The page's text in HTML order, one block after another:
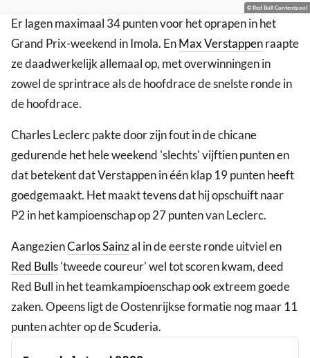
© Red Bull Contentpool
Er lagen maximaal 34 punten voor het oprapen in het
Grand Prix-weekend in Imola. EnMax Verstappenraapte
ze daadwerkelijk allemaal op, met overwinningen in
zowel de sprintrace als de hoofdrace de snelste ronde in
de hoofdrace.
Charles Leclerc pakte door zijn fout in de chicane
gedurende het hele weekend 'slechts' vijftien punten en
dat betekent dat Verstappen in één klap 19 punten heeft
goedgemaakt. Het maakt tevens dat hij opschuift naar
P2 in het kampioenschap op 27 punten van Leclerc.
AangezienCarlos Sainzal in de eerste ronde uitviel en
Red Bulls 'tweede coureur' wel tot scoren kwam, deed
Red Bull in het teamkampioenschap ook extreem goede
zaken. Opeens ligt de Oostenrijkse formatie nog maar 11
punten achter op de Scuderia.